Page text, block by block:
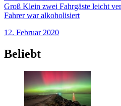
Groß Klein zwei Fahrgäste leicht
Fahrer war alkoholisiert
12. Februar 2020
Beliebt